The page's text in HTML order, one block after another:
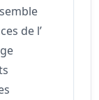
de l’